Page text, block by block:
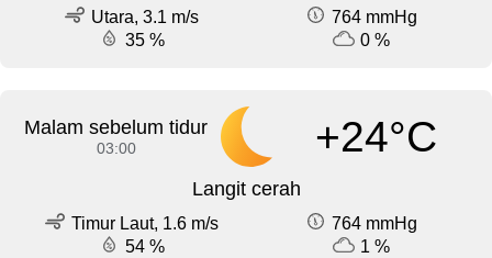
Utara, 3.1 m/s
764 mmHg
35 %
0 %
Malam sebelum tidur
03:00 +24°C
Langit cerah
Timur Laut, 1.6 m/s
764 mmHg
54 %
1 %